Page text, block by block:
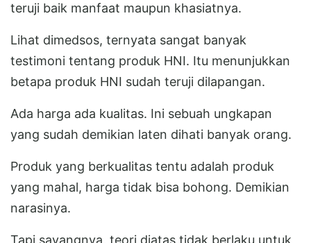
teruji baik manfaat maupun khasiatnya.
Lihat dimedsos, ternyata sangat banyak
testimoni tentang produk HNI. Itu menunjukkan
betapa produk HNI sudah teruji dilapangan.
Ada harga ada kualitas. Ini sebuah ungkapan
yang sudah demikian laten dihati banyak orang.
Produk yang berkualitas tentu adalah produk
yang mahal, harga tidak bisa bohong. Demikian
narasinya.